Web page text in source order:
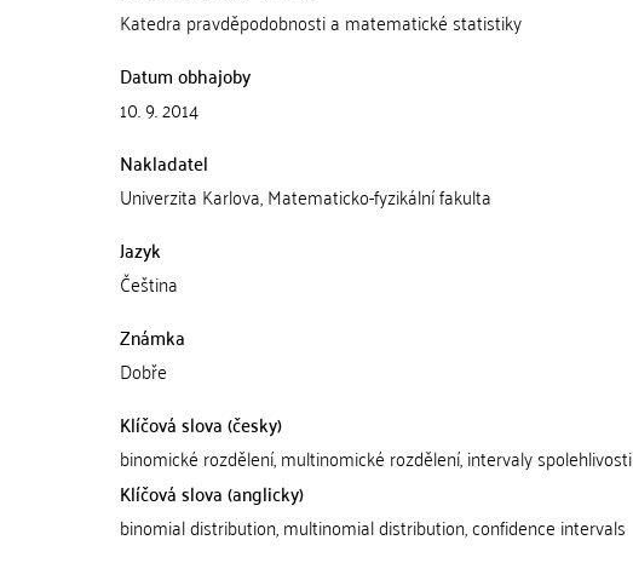
Katedra pravděpodobnosti a matematické statistiky
Datum obhajoby
10. 9. 2014
Nakladatel
Univerzita Karlova, Matematicko-fyzikální fakulta
Jazyk
Čeština
Známka
Dobře
Klíčová slova (česky)
binomické rozdělení, multinomické rozdělení, intervaly spolehlivosti
Klíčová slova (anglicky)
binomial distribution, multinomial distribution, confidence intervals